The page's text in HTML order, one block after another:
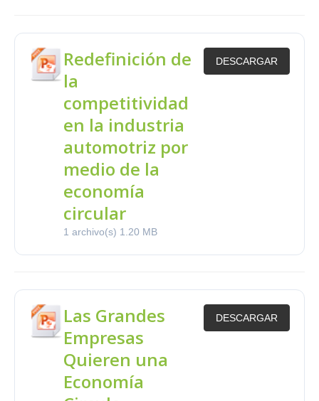
Redefinición de
la
competitividad
en la industria
automotriz por
medio de la
economía
circular
1 archivo(s) 1.20 MB
DESCARGAR
Las Grandes
Empresas
Quieren una
Economía
DESCARGAR